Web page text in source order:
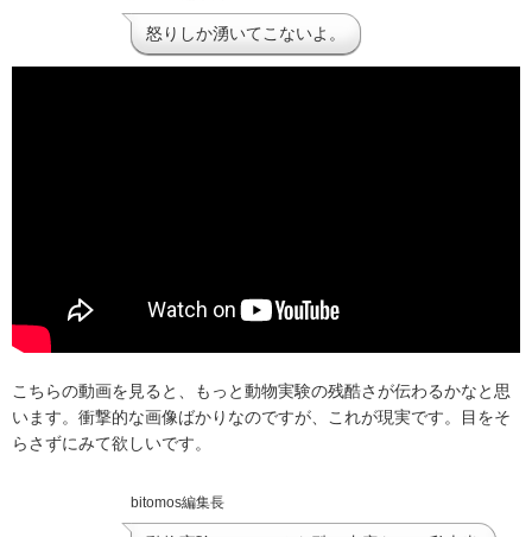
怒りしか湧いてこないよ。
こちらの動画を見ると、もっと動物実験の残酷さが伝わるかなと思
います。衝撃的な画像ばかりなのですが、これが現実です。目をそ
らさずにみて欲しいです。
bitomos編集長